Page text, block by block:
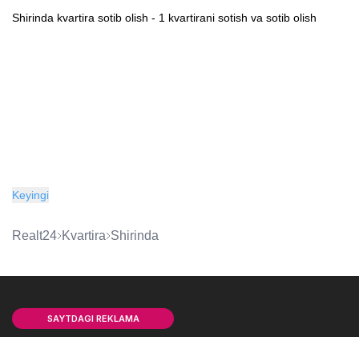
Shirinda kvartira sotib olish - 1 kvartirani sotish va sotib olish
Keyingi
Realt24 kvartira Shirinda
SAYTDAGI REKLAMA